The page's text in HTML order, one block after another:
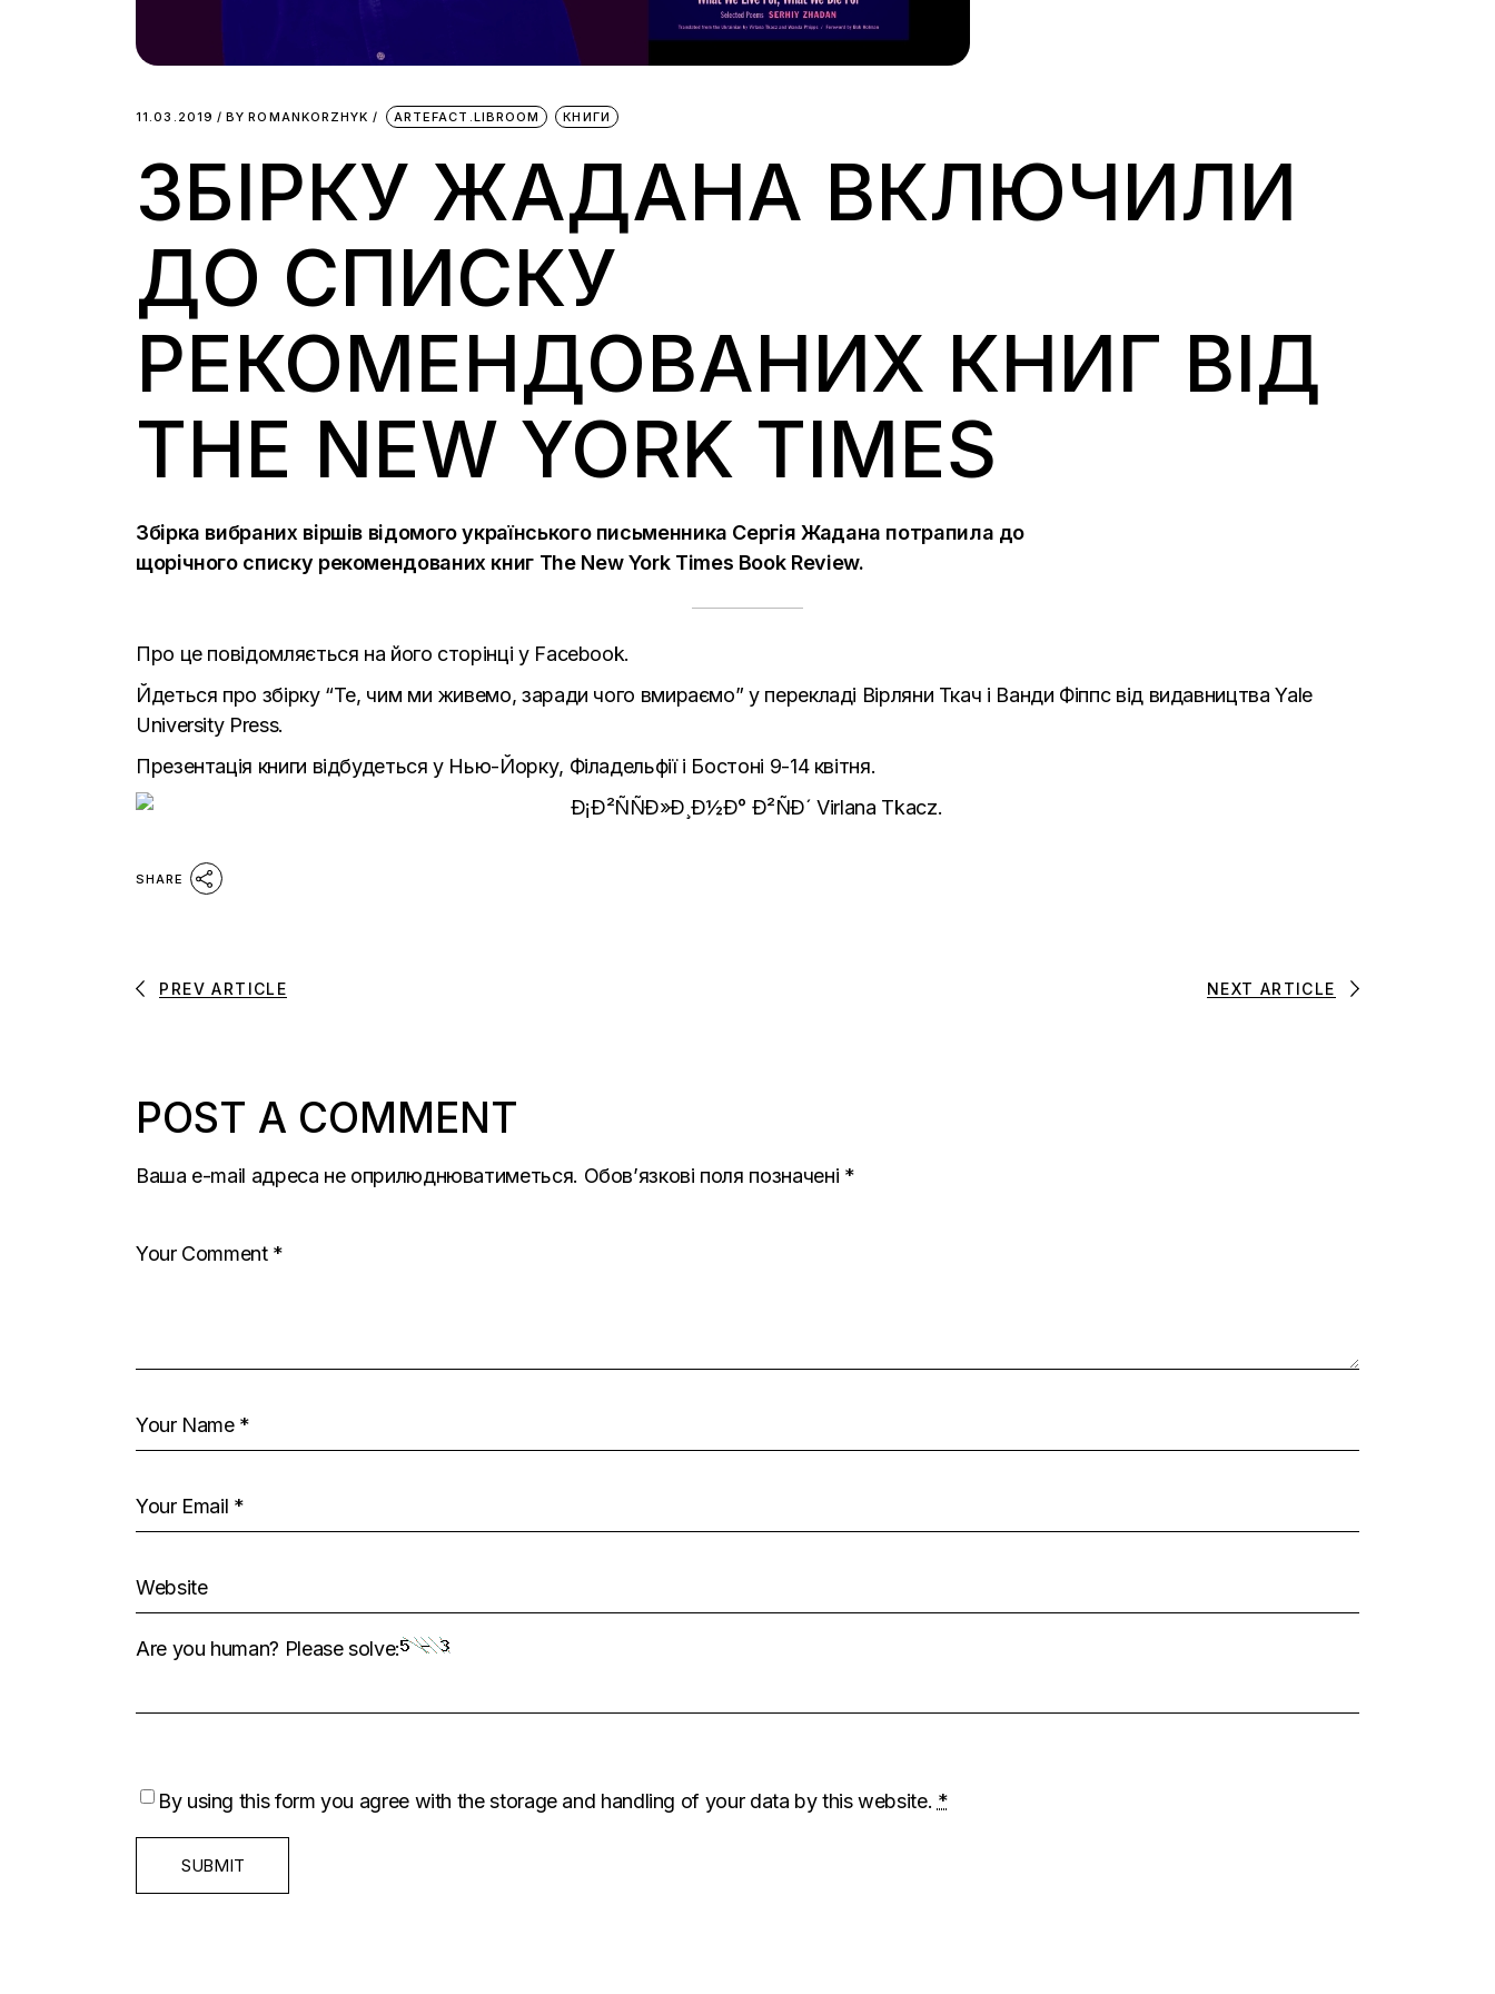
11.03.2019 BY ROMANKORZHYK ARTEFACT.LIBROOM КНИГИ
ЗБІРКУ ЖАДАНА ВКЛЮЧИЛИ
ДО СПИСКУ
РЕКОМЕНДОВАНИХ КНИГ ВІД
THE NEW YORK TIMES
Збірка вибраних віршів відомого українського письменника Сергія Жадана потрапила до
щорічного списку рекомендованих книг The New York Times Book Review.
Про це повідомляється на його сторінці у Facebook.
Йдеться про збірку “Те, чим ми живемо, заради чого вмираємо” у перекладі Вірляни Ткач і Ванди Фіппс від видавництва Yale
University Press.
Презентація книги відбудеться у Нью-Йорку, Філадельфії і Бостоні 9-14 квітня.
SHARE
PREV ARTICLE NEXT ARTICLE
POST A COMMENT
Ваша e-mail адреса не оприлюднюватиметься. Обов’язкові поля позначені *
Are you human? Please solve:
By using this form you agree with the storage and handling of your data by this website. *
SUBMIT